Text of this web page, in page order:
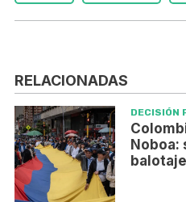
RELACIONADAS
DECISIÓN
Noboa:
balotaje